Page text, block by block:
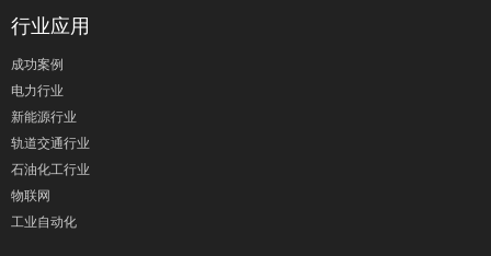
行业应用
成功案例
电力行业
新能源行业
轨道交通行业
石油化工行业
物联网
工业自动化